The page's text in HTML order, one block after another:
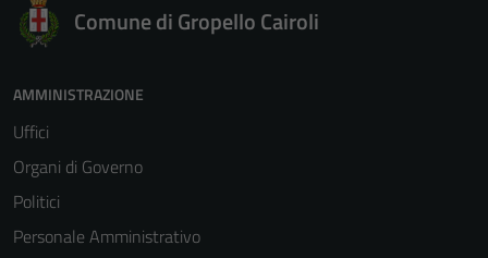
Comune di Gropello Cairoli
AMMINISTRAZIONE
Uffici
Organi di Governo
Politici
Personale Amministrativo